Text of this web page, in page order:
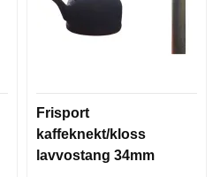
Frisport
kaffeknekt/kloss
lavvostang 34mm